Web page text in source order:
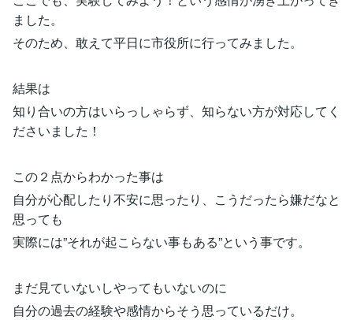
ました。
そのため、敢えて平日に市役所に行ってみました。
結果は
知り合いの方はいらっしゃらず、知らない方が対応してく
ださいました！
この２点からわかった事は
自分が心配したり不安に思ったり、こうだったら嫌だなと
思っても
実際には”それが起こらない事もある”という事です。
まだ見ていないしやってもいないのに
自分の過去の経験や感情からそう思っているだけ。